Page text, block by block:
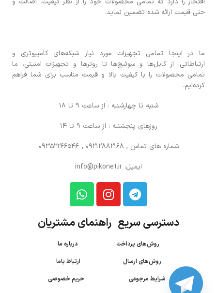
حتی قیمت ارائه شده تضمین نماید.
ما در اینجا تمامی تجهیزات مورد نیاز شبکه‌های کامپیوتری و
ارتباطاتی. از کابل‌ها و سوئیچ‌ها تا روترها و تجهیزات امنیتی، ما
تمامی محصولات را با کیفیت بالا و قیمت مناسب برای شما فراهم
کرده‌ایم.
شنبه تا چهارشنبه : از ساعت 9 تا 18
روزهای پنجشنبه : از ساعت 9 تا 14
شماره های تماس , 09212882168 , 09352266546
ایمیل: info@pikonet.ir
دسترسی سریع راهنمای مشتریان
روش‌های پرداخت درباره ما
روش‌های ارسال
ارتباط باما
شرایط مرجوعی
حریم خصوصی